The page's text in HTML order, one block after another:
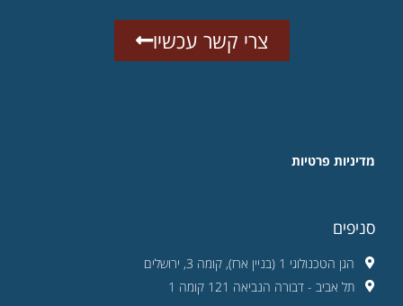
צרי קשר עכשיו
מדיניות פרטיות
סניפים
הגן הטכנולוגי 1 (בניין ארז), קומה 3, ירושלים
תל אביב - דבורה הנביאה 121 קומה 1